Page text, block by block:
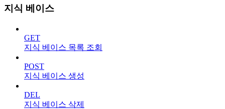
지식 베이스
GET
지식 베이스 목록 조회
POST
지식 베이스 생성
DEL
지식 베이스 삭제